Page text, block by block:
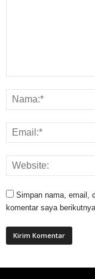
Simpan nama, email,
komentar saya